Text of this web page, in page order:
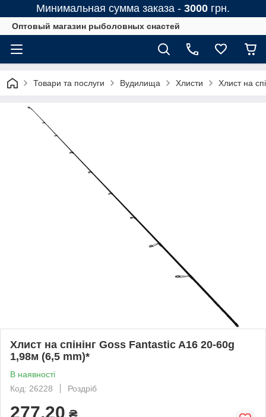
Минимальная сумма заказа - 3000 грн.
Оптовый магазин рыболовных снастей
Товари та послуги Вудилища Хлисти Хлист на
Хлист на спінінг Goss Fantastic A16 20-60g
1,98м (6,5 mm)*
В наявності
Код: 26228
Роздріб
277,20